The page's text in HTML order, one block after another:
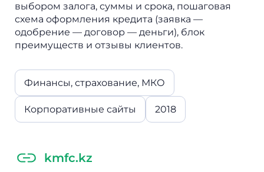
выбором залога, суммы и срока, пошаговая
схема оформления кредита (заявка —
одобрение — договор — деньги), блок
преимуществ и отзывы клиентов.
Финансы, страхование, МКО
Корпоративные сайты 2018
kmfc.kz